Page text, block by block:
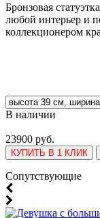
Бронзовая
любой интерьер и
коллекционером
В наличии
23900 руб.
КУПИТЬ В 1 КЛИК
Cопутствующие